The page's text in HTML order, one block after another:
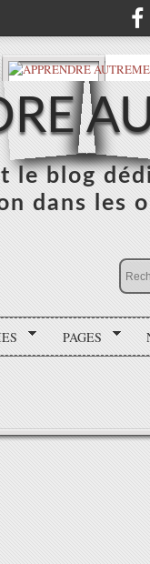
le blog
dans les
PAGES